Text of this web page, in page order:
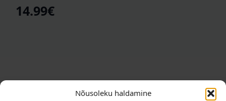
Nõusoleku haldamine
14.99€